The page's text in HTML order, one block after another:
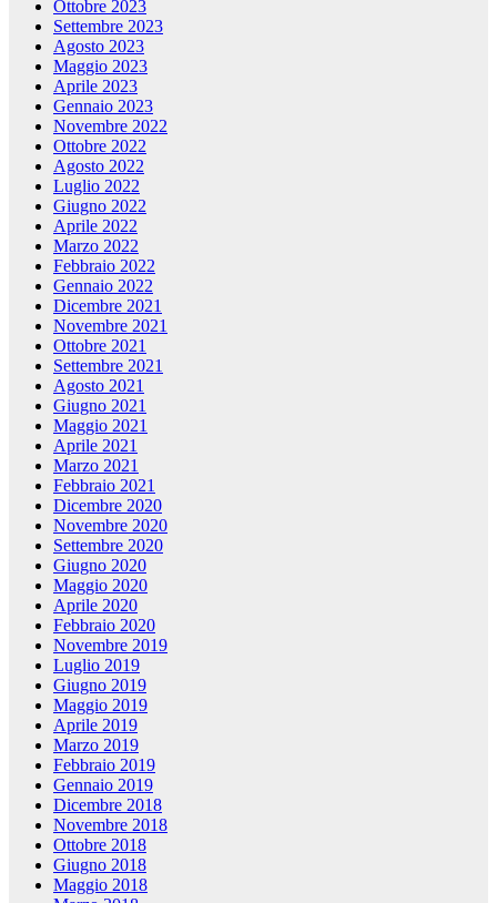
Ottobre 2023
Settembre 2023
Agosto 2023
Maggio 2023
Aprile 2023
Gennaio 2023
Novembre 2022
Ottobre 2022
Agosto 2022
Luglio 2022
Giugno 2022
Aprile 2022
Marzo 2022
Febbraio 2022
Gennaio 2022
Dicembre 2021
Novembre 2021
Ottobre 2021
Settembre 2021
Agosto 2021
Giugno 2021
Maggio 2021
Aprile 2021
Marzo 2021
Febbraio 2021
Dicembre 2020
Novembre 2020
Settembre 2020
Giugno 2020
Maggio 2020
Aprile 2020
Febbraio 2020
Novembre 2019
Luglio 2019
Giugno 2019
Maggio 2019
Aprile 2019
Marzo 2019
Febbraio 2019
Gennaio 2019
Dicembre 2018
Novembre 2018
Ottobre 2018
Giugno 2018
Maggio 2018